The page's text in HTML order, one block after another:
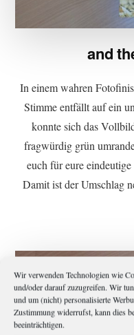
Wir verwenden Technologien wie
und/oder darauf zuzugreifen. Wir
und um (nicht) personalisierte
Zustimmung widerrufst, kann dies
beeinträchtigen.
and
In einem wahren
Stimme entfällt auf ein
konnte sich das
fragwürdig grün
euch für eure
Damit ist der Umschlag